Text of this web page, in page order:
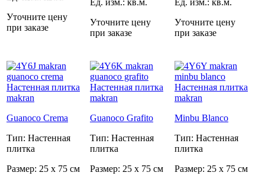
Уточните цену
при заказе
Ед. изм.: кв.м.
Уточните цену
при заказе
Ед. изм.: кв.м.
Уточните цену
при заказе
Guanoco Crema
Тип: Настенная
плитка
Размер: 25 x 75 см
Guanoco Grafito
Тип: Настенная
плитка
Размер: 25 x 75 см
Minbu Blanco
Тип: Настенная
плитка
Размер: 25 x 75 см